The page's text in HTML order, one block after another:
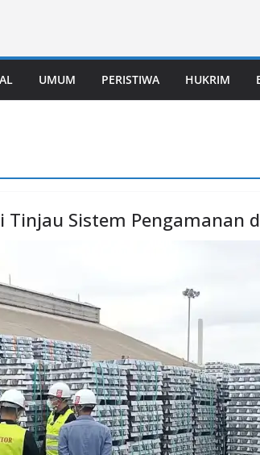
UMUM PERISTIWA HUKRIM
Sistem Pengamanan